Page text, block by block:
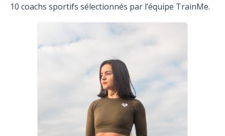
10 coachs sportifs sélectionnés par l’équipe TrainMe.